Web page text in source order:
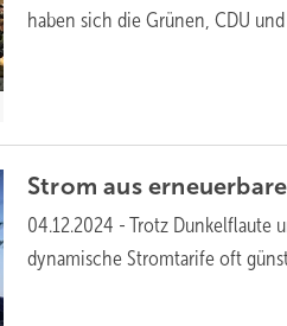
haben sich die Grünen, CDU
Strom aus
04.12.2024 - Trotz Dunkelflaute
dynamische Stromtarife oft